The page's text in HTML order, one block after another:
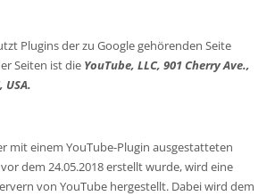
Plugins der zu Google gehörenden Seite
Seiten ist die YouTube, LLC, 901 Cherry Ave.,
USA.
mit einem YouTube-Plugin ausgestatteten
dem 24.05.2018 erstellt wurde, wird eine
von YouTube hergestellt. Dabei wird dem